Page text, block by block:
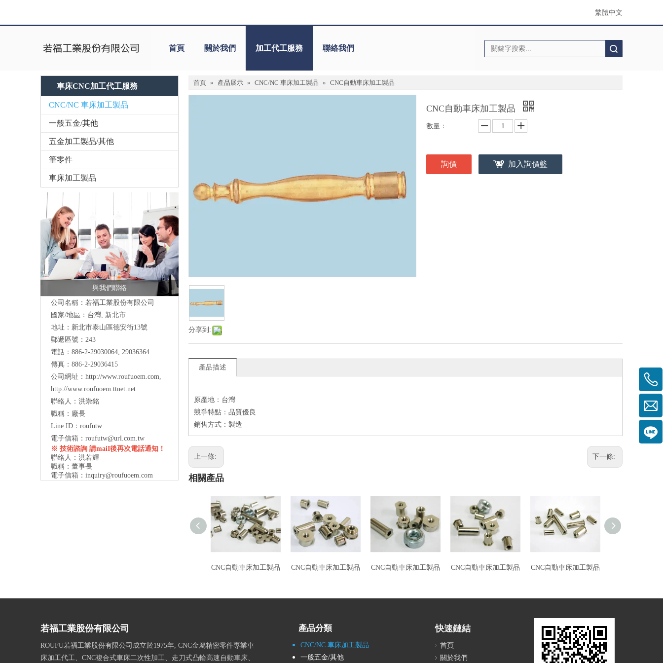
繁體中文
首頁 關於我們 加工代工服務 聯絡我們
車床CNC加工代工服務
CNC/NC 車床加工製品
一般五金/其他
五金加工製品/其他
筆零件
車床加工製品
與我們聯絡
公司名稱：若福工業股份有限公司
國家/地區：台灣, 新北市
地址： 新北市泰山區德安街13號
郵遞區號：243
電話：886-2-29030064, 29036364
傳真：886-2-29036415
公司網址： http://www.roufuoem.com,
http://www.roufuoem.ttnet.net
聯絡人：洪崇銘
職稱：廠長
Line ID：roufutw
電子信箱： roufutw@url.com.tw
※ 技術諮詢 請maiI後再次電話通知！
聯絡人：洪若輝
職稱：董事長
電子信箱： inquiry@roufuoem.com
首頁 » 產品展示 » CNC/NC 車床加工製品 » CNC自動車床加工製品
分享到:
CNC自動車床加工製品
數量：
詢價 加入詢價籃
產品描述
原產地：台灣
競爭特點：品質優良
銷售方式：製造
上一條: 下一條:
相關產品
CNC自動車床加工製品 CNC自動車床加工製品 CNC自動車床加工製品 CNC自動車床加工製品 CNC自動車床加工製品
若福工業股份有限公司
ROUFU若福工業股份有限公司成立於1975年, CNC金屬精密零件專業車
床加工代工、CNC複合式車床二次性加工、走刀式凸輪高速自動車床、
產品分類
CNC/NC 車床加工製品
一般五金/其他
快速鏈結
首頁
關於我們